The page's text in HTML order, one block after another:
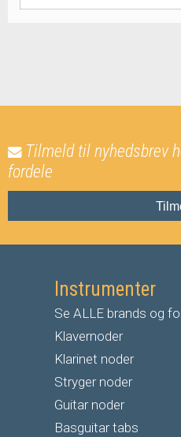
Tilmeld til nyhedsbrev
fordele
Instrumenter
Se ALLE brands og
Klavernoder
Klarinet noder
Stryger noder
Guitar noder
Basguitar tabs